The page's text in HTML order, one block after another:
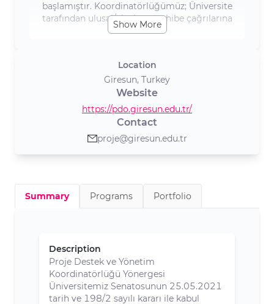
Location
Giresun, Turkey
Website
https://pdo.giresun.edu.tr/
Contact
proje@giresun.edu.tr
başlamıştır. Koordinatörlüğümüz; Üniversite
tarafından ulusal/uluslararası hibe çağrılarına
yönelik başvuru sahibi ya da proje ortağı
süreçlerini takip eden bir yapı olarak kurulmuştur.
Show More
Summary Programs Portfolio
Description
Proje Destek ve Yönetim
Koordinatörlüğü Yönergesi
Üniversitemiz Senatosunun 25.05.2021
tarih ve 198/2 sayılı kararı ile kabul